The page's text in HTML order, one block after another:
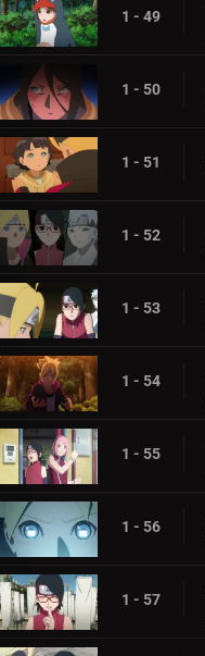
1 - 49
1 - 50
1 - 51
1 - 52
1 - 53
1 - 54
1 - 55
1 - 56
1 - 57